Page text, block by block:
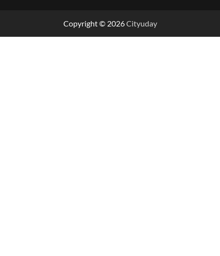
Copyright © 2026Cityuday